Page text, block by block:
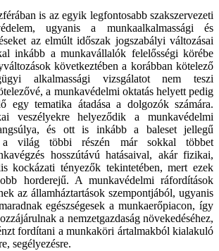
is az egyik legfontosabb szakszervezeti
ugyanis a munkaalkalmassági és
az elmúlt időszak jogszabályi változásai
inkább a munkavállalók felelősségi körébe
következtében a korábban kötelező
alkalmassági vizsgálatot nem teszi
a munkavédelmi oktatás helyett pedig
egy tematika átadása a dolgozók számára.
veszélyekre helyeződik a munkavédelmi
és ott is inkább a baleset jellegű
a világ többi részén már sokkal többet
hosszútávú hatásaival, akár fizikai,
kockázati tényezők tekintetében, mert ezek
horderejű. A munkavédelmi ráfordítások
az államháztartások szempontjából, ugyanis
egészségesek a munkaerőpiacon, így
a nemzetgazdaság növekedéséhez,
fordítani a munkaköri ártalmakból kialakuló
segélyezésre.